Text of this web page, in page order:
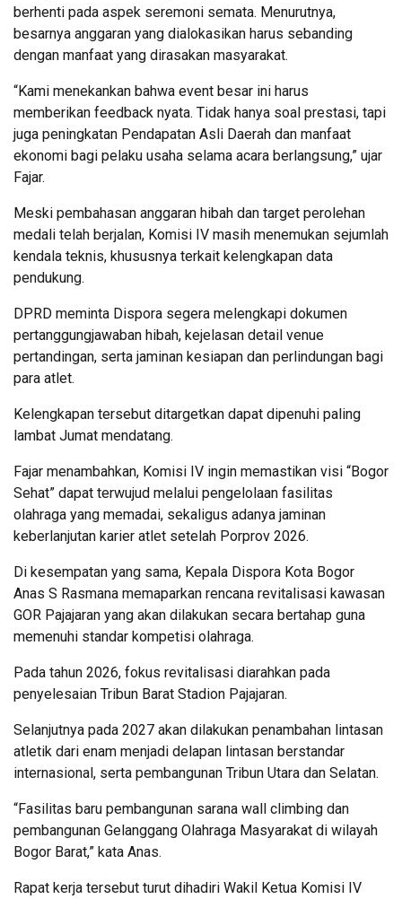
berhenti pada aspek seremoni semata. Menurutnya,
besarnya anggaran yang dialokasikan harus sebanding
dengan manfaat yang dirasakan masyarakat.
“Kami menekankan bahwa event besar ini harus
memberikan feedback nyata. Tidak hanya soal prestasi, tapi
juga peningkatan Pendapatan Asli Daerah dan manfaat
ekonomi bagi pelaku usaha selama acara berlangsung,” ujar
Fajar.
Meski pembahasan anggaran hibah dan target perolehan
medali telah berjalan, Komisi IV masih menemukan sejumlah
kendala teknis, khususnya terkait kelengkapan data
pendukung.
DPRD meminta Dispora segera melengkapi dokumen
pertanggungjawaban hibah, kejelasan detail venue
pertandingan, serta jaminan kesiapan dan perlindungan bagi
para atlet.
Kelengkapan tersebut ditargetkan dapat dipenuhi paling
lambat Jumat mendatang.
Fajar menambahkan, Komisi IV ingin memastikan visi “Bogor
Sehat” dapat terwujud melalui pengelolaan fasilitas
olahraga yang memadai, sekaligus adanya jaminan
keberlanjutan karier atlet setelah Porprov 2026.
Di kesempatan yang sama, Kepala Dispora Kota Bogor
Anas S Rasmana memaparkan rencana revitalisasi kawasan
GOR Pajajaran yang akan dilakukan secara bertahap guna
memenuhi standar kompetisi olahraga.
Pada tahun 2026, fokus revitalisasi diarahkan pada
penyelesaian Tribun Barat Stadion Pajajaran.
Selanjutnya pada 2027 akan dilakukan penambahan lintasan
atletik dari enam menjadi delapan lintasan berstandar
internasional, serta pembangunan Tribun Utara dan Selatan.
“Fasilitas baru pembangunan sarana wall climbing dan
pembangunan Gelanggang Olahraga Masyarakat di wilayah
Bogor Barat,” kata Anas.
Rapat kerja tersebut turut dihadiri Wakil Ketua Komisi IV